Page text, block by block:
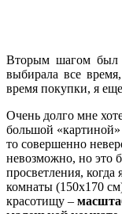
Вторым шагом
выбирала все
время покупки, я
Очень долго мне
большой
то совершенно
невозможно, но это
просветления,
комнаты (150х170
красотищу –